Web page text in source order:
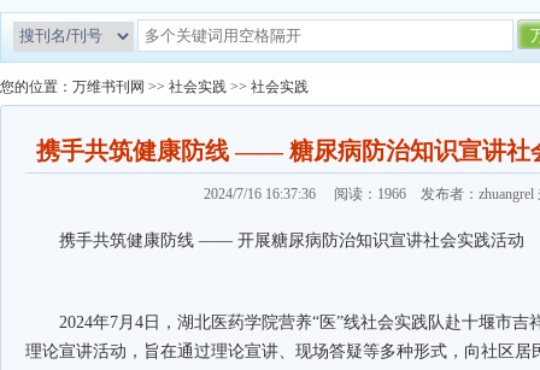
您的位置： 万维书刊网 >> 社会实践 >> 社会实践
携手共筑健康防线 —— 糖尿病防治知识宣讲社
2024/7/16 16:37:36 阅读：1966 发布者：zhuangrel
携手共筑健康防线 —— 开展糖尿病防治知识宣讲社会实践活动
2024年7月4日，湖北医药学院营养“医”线社会实践队赴十堰市
理论宣讲活动，旨在通过理论宣讲、现场答疑等多种形式，向社区居